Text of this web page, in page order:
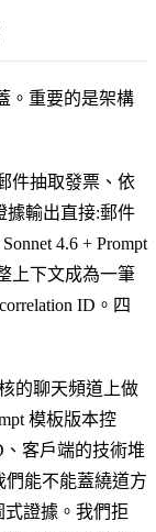
。重要的是架構
件抽取發票、依
據輸出直接:郵件
4.6 + Prompt
上下文成為一筆
ID。四
的聊天頻道上做
模板版本控
、客戶端的技術堆
們能不能蓋繞道方
證據。我們拒